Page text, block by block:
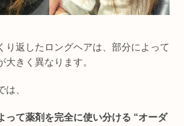
り返したロングヘアは、部分によって
大きく異なります。
は、
って薬剤を完全に使い分ける “オーダ